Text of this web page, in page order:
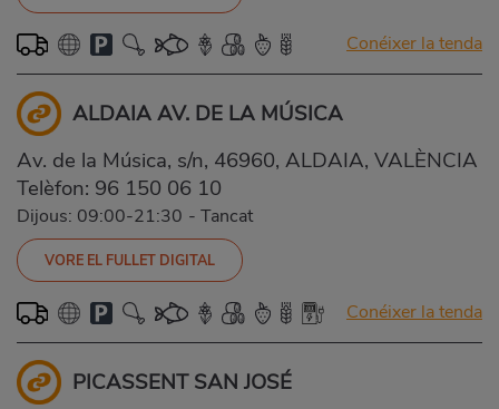
Conéixer la tenda
ALDAIA AV. DE LA MÚSICA
Av. de la Música, s/n, 46960, ALDAIA, VALÈNCIA
Telèfon: 96 150 06 10
Dijous: 09:00-21:30 - Tancat
VORE EL FULLET DIGITAL
Conéixer la tenda
PICASSENT SAN JOSÉ